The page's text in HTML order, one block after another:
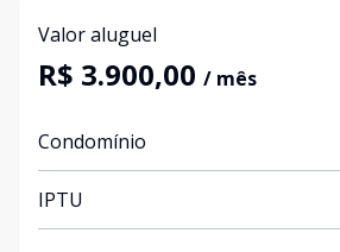
Valor aluguel
R$ 3.900,00 / mês
Condomínio
IPTU